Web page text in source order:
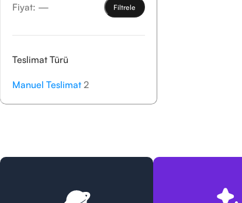
Filtrele
Fiyat: —
Teslimat Türü
Manuel Teslimat 2